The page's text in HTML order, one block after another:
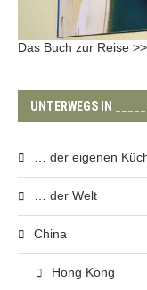
Das Buch zur Reise >>
UNTERWEGS IN
… der eigenen
… der Welt
China
Hong Kong